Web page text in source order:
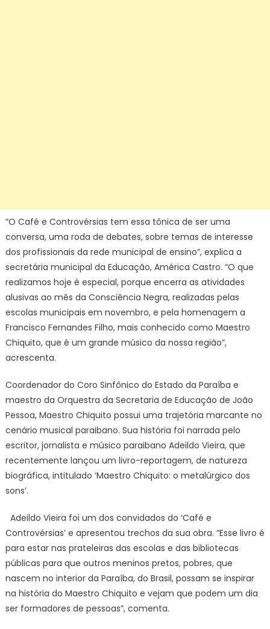
“O Café e Controvérsias tem essa tônica de ser uma
conversa, uma roda de debates, sobre temas de interesse
dos profissionais da rede municipal de ensino”, explica a
secretária municipal da Educação, América Castro. “O que
realizamos hoje é especial, porque encerra as atividades
alusivas ao mês da Consciência Negra, realizadas pelas
escolas municipais em novembro, e pela homenagem a
Francisco Fernandes Filho, mais conhecido como Maestro
Chiquito, que é um grande músico da nossa região”,
acrescenta.
Coordenador do Coro Sinfônico do Estado da Paraíba e
maestro da Orquestra da Secretaria de Educação de João
Pessoa, Maestro Chiquito possui uma trajetória marcante no
cenário musical paraibano. Sua história foi narrada pelo
escritor, jornalista e músico paraibano Adeildo Vieira, que
recentemente lançou um livro-reportagem, de natureza
biográfica, intitulado ‘Maestro Chiquito: o metalúrgico dos
sons’.
Adeildo Vieira foi um dos convidados do ‘Café e
Controvérsias’ e apresentou trechos da sua obra. “Esse livro é
para estar nas prateleiras das escolas e das bibliotecas
públicas para que outros meninos pretos, pobres, que
nascem no interior da Paraíba, do Brasil, possam se inspirar
na história do Maestro Chiquito e vejam que podem um dia
ser formadores de pessoas”, comenta.